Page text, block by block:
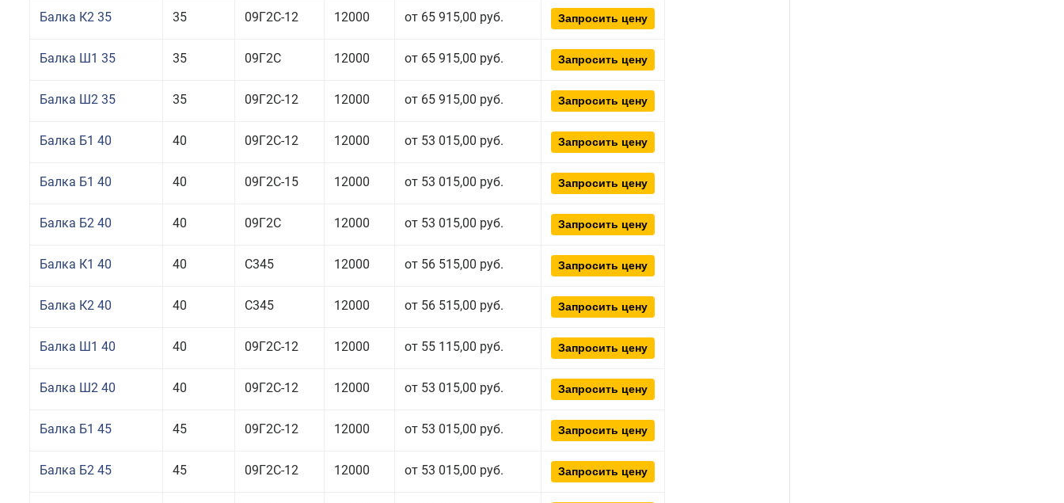
Балка К2 35 35 09Г2С-12 12000 от 65 915,00 руб. Запросить цену
Балка Ш1 35 35 09Г2С 12000 от 65 915,00 руб. Запросить цену
Балка Ш2 35 35 09Г2С-12 12000 от 65 915,00 руб. Запросить цену
Балка Б1 40 40 09Г2С-12 12000 от 53 015,00 руб. Запросить цену
Балка Б1 40 40 09Г2С-15 12000 от 53 015,00 руб. Запросить цену
Балка Б2 40 40 09Г2С 12000 от 53 015,00 руб. Запросить цену
Балка К1 40 40 С345 12000 от 56 515,00 руб. Запросить цену
Балка К2 40 40 С345 12000 от 56 515,00 руб. Запросить цену
Балка Ш1 40 40 09Г2С-12 12000 от 55 115,00 руб. Запросить цену
Балка Ш2 40 40 09Г2С-12 12000 от 53 015,00 руб. Запросить цену
Балка Б1 45 45 09Г2С-12 12000 от 53 015,00 руб. Запросить цену
Балка Б2 45 45 09Г2С-12 12000 от 53 015,00 руб. Запросить цену